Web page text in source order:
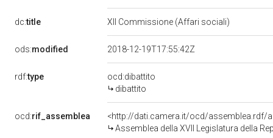
dc:title XII Commissione (Affari sociali)
ods:modified 2018-12-19T17:55:42Z
rdf:type
ocd:dibattito
dibattito
ocd:rif_assemblea
<http://dati.camera.it/ocd/assemblea.rdf/
Assemblea della XVII Legislatura della